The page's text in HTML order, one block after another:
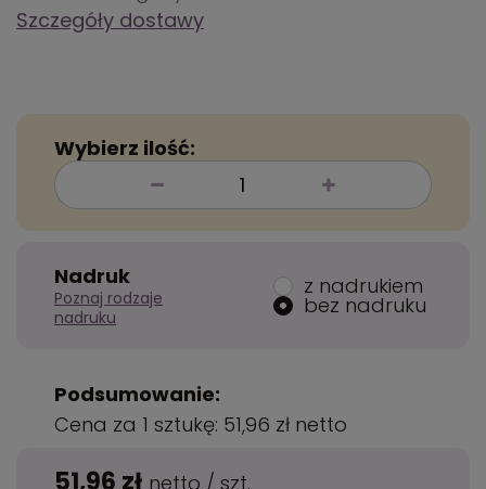
Szczegóły dostawy
Wybierz ilość:
Nadruk
Poznaj rodzaje
nadruku
z nadrukiem
bez nadruku
Podsumowanie:
Cena za 1 sztukę: 51,96 zł netto
netto / szt.